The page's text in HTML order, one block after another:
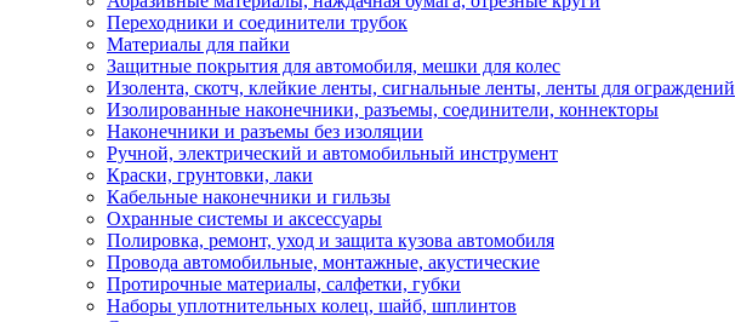
Переходники и соединители трубок
Материалы для пайки
Защитные покрытия для автомобиля, мешки для колес
Изолента, скотч, клейкие ленты, сигнальные ленты, ленты для ограждений
Изолированные наконечники, разъемы, соединители, коннекторы
Наконечники и разъемы без изоляции
Ручной, электрический и автомобильный инструмент
Краски, грунтовки, лаки
Кабельные наконечники и гильзы
Охранные системы и аксессуары
Полировка, ремонт, уход и защита кузова автомобиля
Провода автомобильные, монтажные, акустические
Протирочные материалы, салфетки, губки
Наборы уплотнительных колец, шайб, шплинтов